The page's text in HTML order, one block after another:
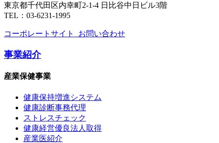
東京都千代田区内幸町2-1-4 日比谷中日ビル3階
TEL：03-6231-1995
コーポレートサイト お問い合わせ
事業紹介
産業保健事業
健康保持増進システム
健康診断事務代理
ストレスチェック
健康経営優良法人取得
産業医紹介